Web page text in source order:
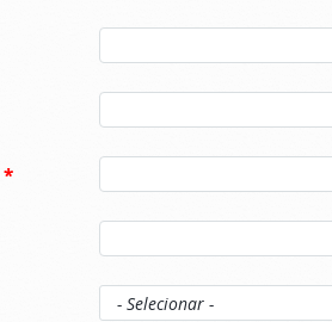
*